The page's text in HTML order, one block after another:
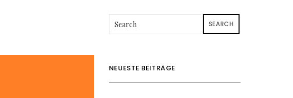
SEARCH
NEUESTE BEITRÄGE